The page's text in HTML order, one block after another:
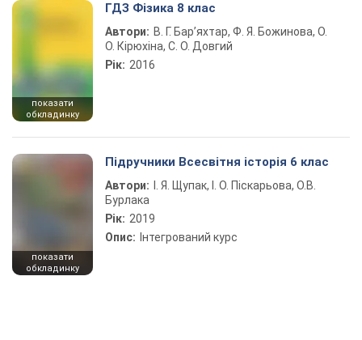
показати
обкладинку
ГДЗ Фізика 8 клас
Автори: В. Г. Бар’яхтар, Ф. Я. Божинова, О.
О. Кірюхіна, С. О. Довгий
Рік: 2016
показати
обкладинку
Підручники Всесвітня історія 6 клас
Автори:
І. Я. Щупак, І. О. Піскарьова, О.В.
Бурлака
Рік: 2019
Опис: Інтегрований курс